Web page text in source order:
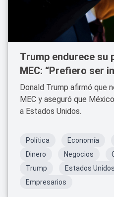
Trump endurece su
MEC: “Prefiero ser
Donald Trump afirmó que
MEC y aseguró que
a Estados Unidos.
Política Economía
Dinero
Negocios
Trump
Estados Unidos
Empresarios